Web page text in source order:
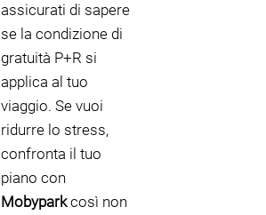
assicurati di sapere
se la condizione di
gratuità P+R si
applica al tuo
viaggio. Se vuoi
ridurre lo stress,
confronta il tuo
piano con
Mobyparkcosì non